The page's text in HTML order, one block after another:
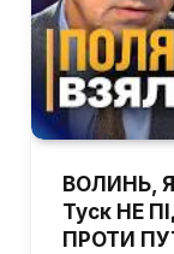
ВОЛИНЬ,
Туск НЕ
ПРОТИ